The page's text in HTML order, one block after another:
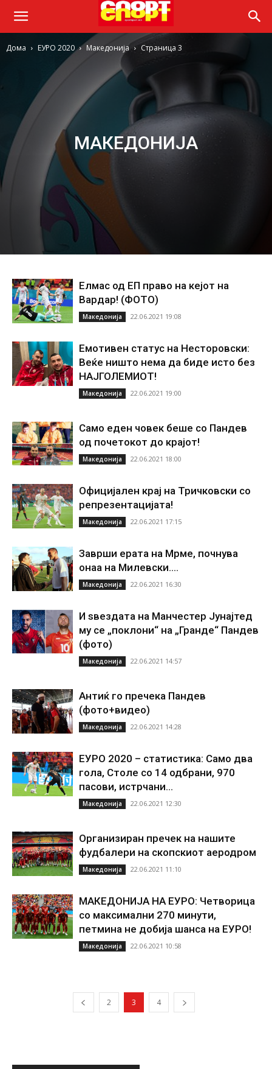
Дома ЕУРО 2020 Македонија Страница 3
МАКЕДОНИЈА
Елмас од ЕП право на кејот на
Вардар! (ФОТО)
Македонија 22.06.2021 19:08
Емотивен статус на Несторовски:
Веќе ништо нема да биде исто без
НАЈГОЛЕМИОТ!
Македонија 22.06.2021 19:00
Само еден човек беше со Пандев
од почетокот до крајот!
Македонија 22.06.2021 18:00
Официјален крај на Тричковски со
репрезентацијата!
Македонија 22.06.2021 17:15
Заврши ерата на Мрме, почнува
онаа на Милевски….
Македонија 22.06.2021 16:30
И ѕвездата на Манчестер Јунајтед
му се „поклони“ на „Гранде“ Пандев
(фото)
Македонија 22.06.2021 14:57
Антиќ го пречека Пандев
(фото+видео)
Македонија 22.06.2021 14:28
ЕУРО 2020 – статистика: Само два
гола, Столе со 14 одбрани, 970
пасови, истрчани...
Македонија 22.06.2021 12:30
Организиран пречек на нашите
фудбалери на скопскиот аеродром
Македонија 22.06.2021 11:10
МАКЕДОНИЈА НА ЕУРО: Четворица
со максимални 270 минути,
петмина не добија шанса на ЕУРО!
Македонија 22.06.2021 10:58
2 3 4